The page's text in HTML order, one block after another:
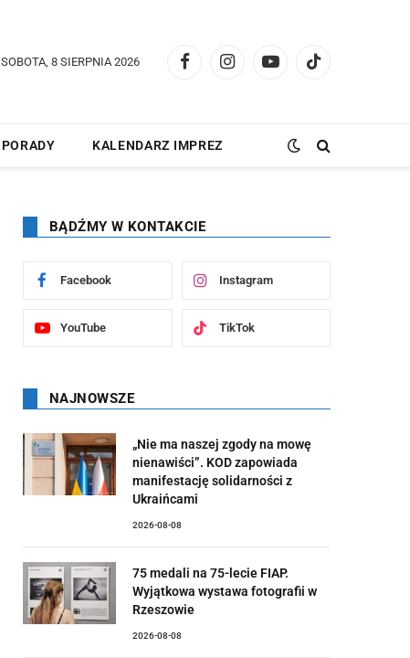
SOBOTA, 8 SIERPNIA 2026
FacebookInstagramYouTubeTikTok
PORADY KALENDARZ IMPREZ
BĄDŹMY W KONTAKCIE
Facebook Instagram
YouTube TikTok
NAJNOWSZE
„Nie ma naszej zgody na mowę
nienawiści”. KOD zapowiada
manifestację solidarności z
Ukraińcami
2026-08-08
75 medali na 75-lecie FIAP.
Wyjątkowa wystawa fotografii w
Rzeszowie
2026-08-08